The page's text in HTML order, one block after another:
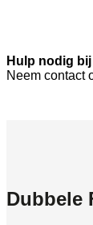
Hulp nodig
Neem contact
Dubbele